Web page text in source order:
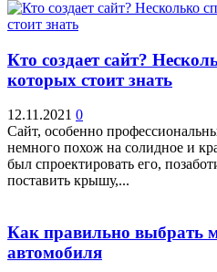
Кто создает сайт?
которых стоит знать
12.11.2021 0
Сайт, особенно
немного похож на солидное и
был спроектировать его,
поставить крышу,...
Как правильно выбрать
автомобиля